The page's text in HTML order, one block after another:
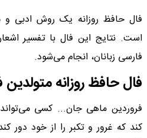
فال حافظ روزانه یک روش ادبی و
است. نتایج این فال با تفسیر
فارسی زبانان، انجام می‌شود.
فال حافظ روزانه متولدین
فروردین ماهی جان... کسی
کند که غرور و تکبر را از خود دور